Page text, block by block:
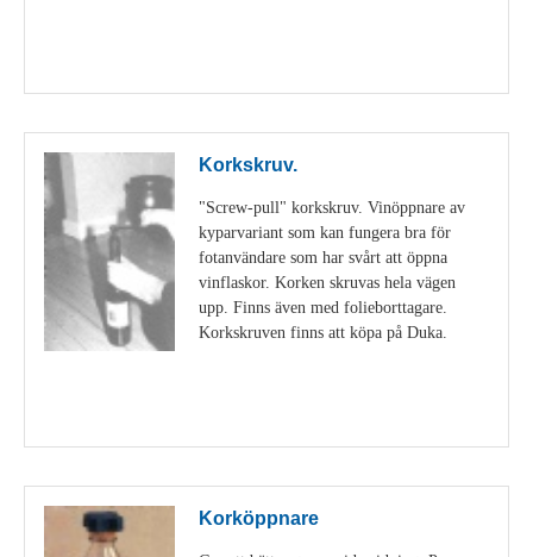
Korkskruv.
"Screw-pull" korkskruv. Vinöppnare av
kyparvariant som kan fungera bra för
fotanvändare som har svårt att öppna
vinflaskor. Korken skruvas hela vägen
upp. Finns även med folieborttagare.
Korkskruven finns att köpa på Duka.
Korköppnare